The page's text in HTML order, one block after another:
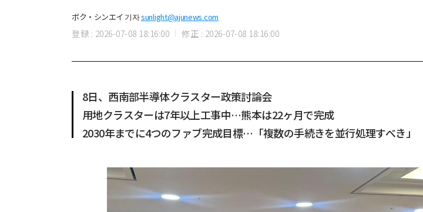
ボク・シンエイ 기자sunlight@ajunews.com
登録 : 2026-07-08 18:16:00 修正 : 2026-07-08 18:16:00
8日、西南部半導体クラスター政策討論会
用地クラスターは7年以上工事中…熊本は22ヶ月で完成
2030年までに4つのファブ完成目標…「複数の手続きを並行処理すべき」